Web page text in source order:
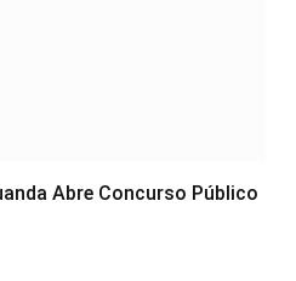
Abre Concurso Público